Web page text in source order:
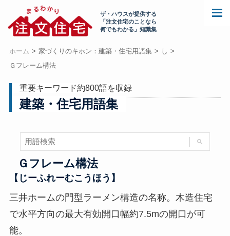
ザ・ハウスが提供する
「注文住宅のことなら
何でもわかる」知識集
ホーム 家づくりのキホン：建築・住宅用語集
し
Ｇフレーム構法
重要キーワード約800語を収録
建築・住宅用語集
Ｇフレーム構法
【じーふれーむこうほう】
三井ホームの門型ラーメン構造の名称。木造住宅
で水平方向の最大有効開口幅約7.5mの開口が可
能。